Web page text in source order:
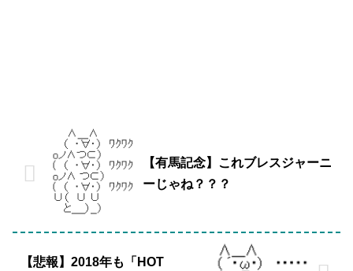
【有馬記念】これブレスジャーニ
ーじゃね？？？
【悲報】2018年も「HOT